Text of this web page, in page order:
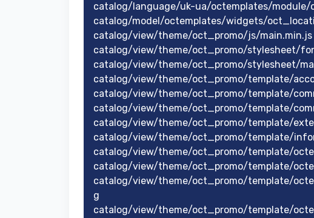
catalog/language/uk-ua/octemplates/
catalog/model/octemplates/widgets/
catalog/view/theme/oct_promo/js/main.min.js
catalog/view/theme/oct_promo/stylesheet/
catalog/view/theme/oct_promo/stylesheet/
catalog/view/theme/oct_promo/template/
catalog/view/theme/oct_promo/template/
catalog/view/theme/oct_promo/template/
catalog/view/theme/oct_promo/template/
catalog/view/theme/oct_promo/template/
catalog/view/theme/oct_promo/template/
catalog/view/theme/oct_promo/template/
catalog/view/theme/oct_promo/template/
g
catalog/view/theme/oct_promo/template/